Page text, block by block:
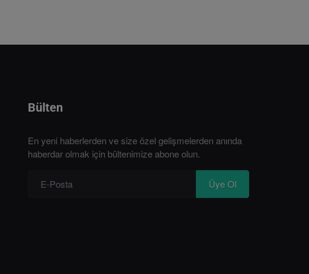
Bülten
En yeni haberlerden ve size özel gelişmelerden anında
haberdar olmak için bültenimize abone olun.
Üye Ol